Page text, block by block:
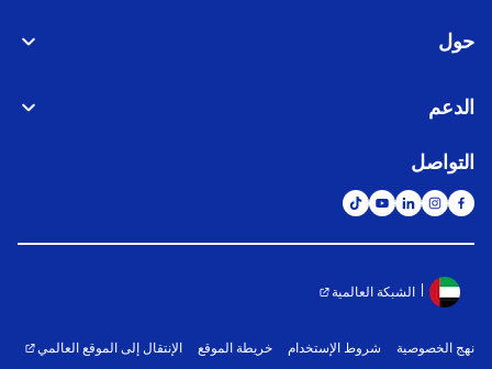
حول
الدعم
التواصل
الشبكة العالمية
نهج الخصوصية شروط الإستخدام خريطة الموقع الإنتقال إلى الموقع العالمي